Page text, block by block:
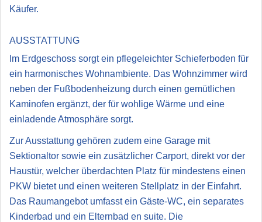
Käufer.
AUSSTATTUNG
Im Erdgeschoss sorgt ein pflegeleichter Schieferboden für
ein harmonisches Wohnambiente. Das Wohnzimmer wird
neben der Fußbodenheizung durch einen gemütlichen
Kaminofen ergänzt, der für wohlige Wärme und eine
einladende Atmosphäre sorgt.
Zur Ausstattung gehören zudem eine Garage mit
Sektionaltor sowie ein zusätzlicher Carport, direkt vor der
Haustür, welcher überdachten Platz für mindestens einen
PKW bietet und einen weiteren Stellplatz in der Einfahrt.
Das Raumangebot umfasst ein Gäste-WC, ein separates
Kinderbad und ein Elternbad en suite. Die